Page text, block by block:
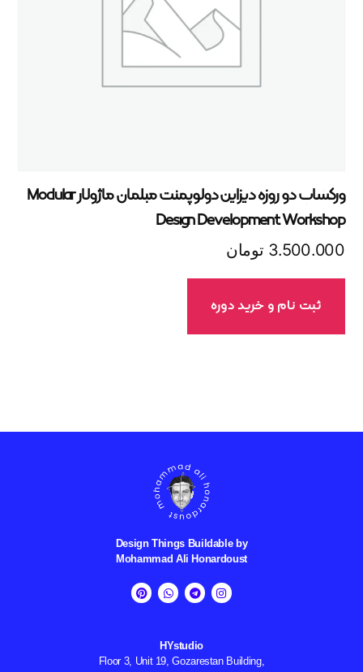
ورکشاپ دو روزه دیزاین دولوپمنت مبلمان ماژولار Modular
Design Development Workshop
3.500.000 تومان
ثبت نام و خرید دوره
Design Things Buildable by
Mohammad Ali Honardoust
HYstudio
Floor 3, Unit 19, Gozarestan Building,